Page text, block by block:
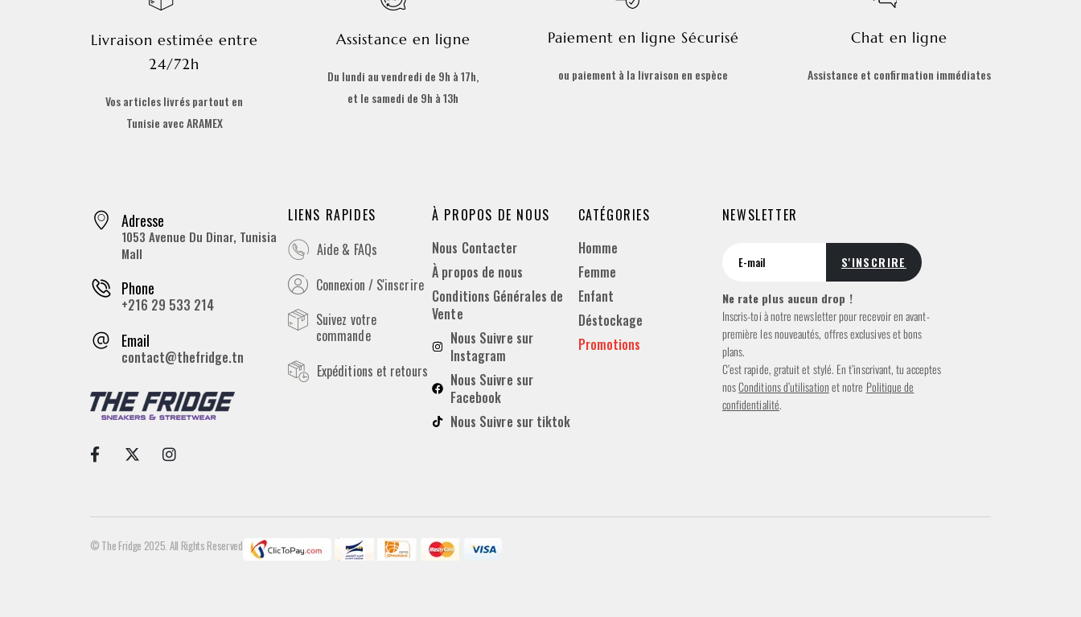
Livraison estimée entre
24/72h
Vos articles livrés partout en
Tunisie avec ARAMEX
Assistance en ligne
Du lundi au vendredi de 9h à 17h,
et le samedi de 9h à 13h
Paiement en ligne Sécurisé
ou paiement à la livraison en espèce
Chat en ligne
Assistance et confirmation immédiates
Adresse
1053 Avenue Du Dinar, Tunisia
Mall
Phone
+216 29 533 214
Email
contact@thefridge.tn
LIENS RAPIDES
Aide & FAQs
Connexion / S'inscrire
Suivez votre
commande
Expéditions et retours
À PROPOS DE NOUS
Nous Contacter
À propos de nous
Conditions Générales de
Vente
Nous Suivre sur
Instagram
Nous Suivre sur
Facebook
Nous Suivre sur tiktok
CATÉGORIES
Homme
Femme
Enfant
Déstockage
Promotions
NEWSLETTER
Ne rate plus aucun drop !
Inscris-toi à notre newsletter pour recevoir en avant-
première les nouveautés, offres exclusives et bons
plans.
C’est rapide, gratuit et stylé. En t’inscrivant, tu acceptes
nosConditions d’utilisationet notre Politique de
confidentialité.
© The Fridge 2025. All Rights Reserved